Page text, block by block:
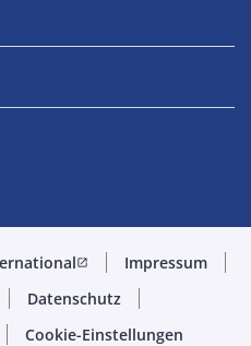
open_in_new
Impressum
Datenschutz
Cookie-Einstellungen